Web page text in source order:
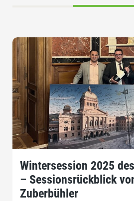
Wintersession 2025
– Sessionsrückblick
Zuberbühler